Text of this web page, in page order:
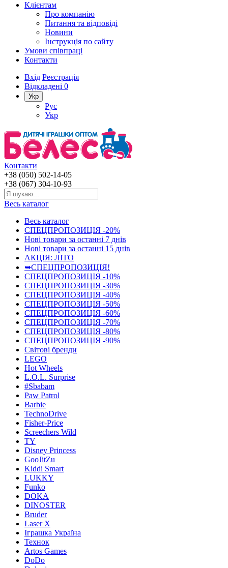
Клієнтам
Про компанію
Питання та відповіді
Новини
Інструкція по сайту
Умови співпраці
Контакти
Вхід Реєстрація
Відкладені 0
Укр
Рус
Укр
Контакти
+38 (050) 502-14-05
+38 (067) 304-10-93
Весь каталог
Весь каталог
СПЕЦПРОПОЗИЦІЯ -20%
Нові товари за останнi 7 днiв
Нові товари за останнi 15 днiв
АКЦІЯ: ЛІТО
➥СПЕЦПРОПОЗИЦІЯ!
СПЕЦПРОПОЗИЦІЯ -10%
СПЕЦПРОПОЗИЦІЯ -30%
СПЕЦПРОПОЗИЦІЯ -40%
СПЕЦПРОПОЗИЦІЯ -50%
СПЕЦПРОПОЗИЦІЯ -60%
СПЕЦПРОПОЗИЦІЯ -70%
СПЕЦПРОПОЗИЦІЯ -80%
СПЕЦПРОПОЗИЦІЯ -90%
Світові бренди
LEGO
Hot Wheels
L.O.L. Surprise
#Sbabam
Paw Patrol
Barbie
TechnoDrive
Fisher-Price
Screechers Wild
TY
Disney Princess
GooJitZu
Kiddi Smart
LUKKY
Funko
DOKA
DINOSTER
Bruder
Laser X
Іграшка Україна
Технок
Artos Games
DoDo